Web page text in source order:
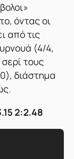
όντας οι
από τις
(4/4,
τους
διάστημα
2:2.48